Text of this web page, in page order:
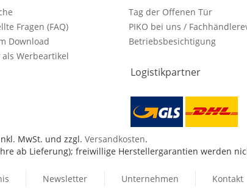
Fragen (FAQ)
Download
Werbeartikel
Tag der Offenen Tür
PIKO bei uns /
Betriebsbesichtigung
Logistikpartner
MwSt. und zzgl. Versandkosten.
ab Lieferung); freiwillige Herstellergarantien werden
Newsletter Unternehmen Kontakt